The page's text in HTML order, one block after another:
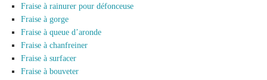
Fraise à rainurer pour défonceuse
Fraise à gorge
Fraise à queue d’aronde
Fraise à chanfreiner
Fraise à surfacer
Fraise à bouveter